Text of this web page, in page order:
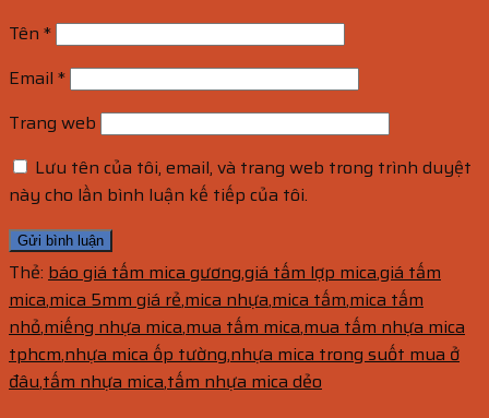
Tên *
Email *
Trang web
Lưu tên của tôi, email, và trang web trong trình duyệt
này cho lần bình luận kế tiếp của tôi.
Thẻ: báo giá tấm mica gương,giá tấm lợp mica,giá tấm
mica,mica 5mm giá rẻ,mica nhựa,mica tấm,mica tấm
nhỏ,miếng nhựa mica,mua tấm mica,mua tấm nhựa mica
tphcm,nhựa mica ốp tường,nhựa mica trong suốt mua ở
đâu,tấm nhựa mica,tấm nhựa mica dẻo